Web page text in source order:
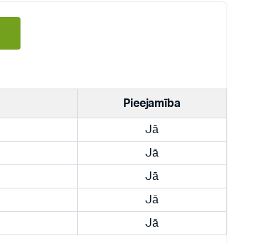
Pieejamība
Jā
Jā
Jā
Jā
Jā